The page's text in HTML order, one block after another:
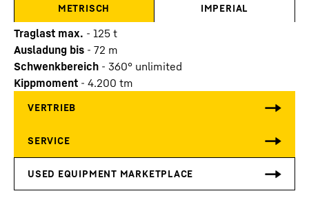
METRISCH IMPERIAL
Traglast max. - 125 t
Ausladung bis - 72 m
Schwenkbereich - 360° unlimited
Kippmoment - 4.200 tm